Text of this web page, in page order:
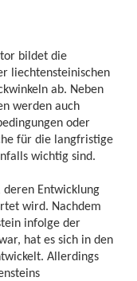
bildet die
liechtensteinischen
ab. Neben
werden auch
oder
für die langfristige
wichtig sind.
Entwicklung
wird. Nachdem
infolge der
hat es sich in den
Allerdings